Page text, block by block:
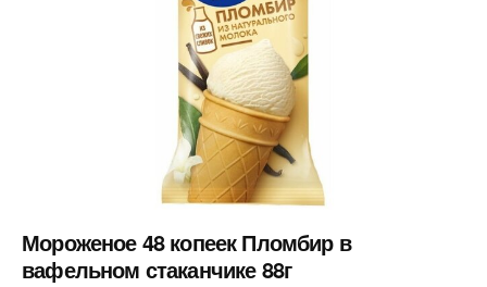
Мороженое 48 копеек Пломбир в
вафельном стаканчике 88г